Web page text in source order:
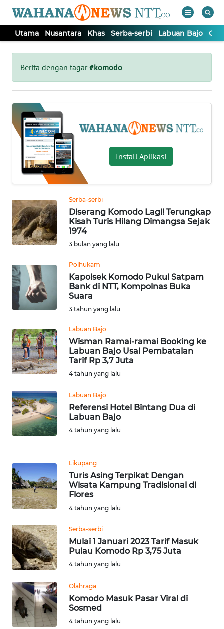
Utama Nusantara Khas Serba-serbi Labuan Bajo
Berita dengan tagar#komodo
Install Aplikasi
Serba-serbi
Diserang Komodo Lagi! Terungkap
Kisah Turis Hilang Dimangsa Sejak
1974
3 bulan yang lalu
Polhukam
Kapolsek Komodo Pukul Satpam
Bank di NTT, Kompolnas Buka
Suara
3 tahun yang lalu
Labuan Bajo
Wisman Ramai-ramai Booking ke
Labuan Bajo Usai Pembatalan
Tarif Rp 3,7 Juta
4 tahun yang lalu
Labuan Bajo
Referensi Hotel Bintang Dua di
Labuan Bajo
4 tahun yang lalu
Likupang
Turis Asing Terpikat Dengan
Wisata Kampung Tradisional di
Flores
4 tahun yang lalu
Serba-serbi
Mulai 1 Januari 2023 Tarif Masuk
Pulau Komodo Rp 3,75 Juta
4 tahun yang lalu
Olahraga
Komodo Masuk Pasar Viral di
Sosmed
4 tahun yang lalu
Tutup
UTAMA
NUSANTARA
KHAS
SERBA-
SERBI
LABUAN
BAJO
Informasi
INDEKS
KONTAK
KAMI
INFO
TENTANG
KAMI
MEDIA
SIBER
REDAKSI
KARIR
DISCLAIMER
News
Regional
WN